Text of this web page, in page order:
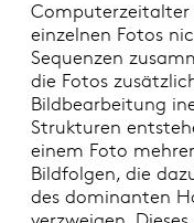
einzelnen Fotos
Sequenzen
die Fotos
Bildbearbeitung
Strukturen
einem Foto
Bildfolgen, die
des dominanten